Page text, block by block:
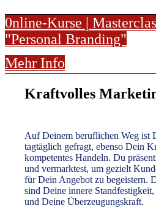
0nline-Kurse |
"Personal Branding"
Mehr Info
Kraftvolles
Auf Deinem beruflichen Weg ist
tagtäglich gefragt, ebenso Dein
kompetentes Handeln. Du
und vermarktest, um gezielt
für Dein Angebot zu begeistern.
sind Deine innere
und Deine Überzeugungskraft.